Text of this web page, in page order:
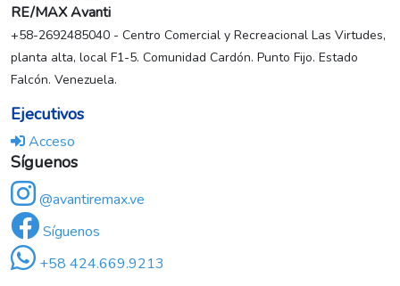
RE/MAX Avanti
+58-2692485040 - Centro Comercial y Recreacional Las Virtudes,
planta alta, local F1-5. Comunidad Cardón. Punto Fijo. Estado
Falcón. Venezuela.
Ejecutivos
Acceso
Síguenos
@avantiremax.ve
Síguenos
+58 424.669.9213